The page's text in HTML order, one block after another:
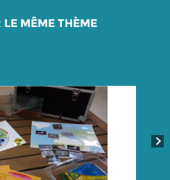
LE MÊME THÈME